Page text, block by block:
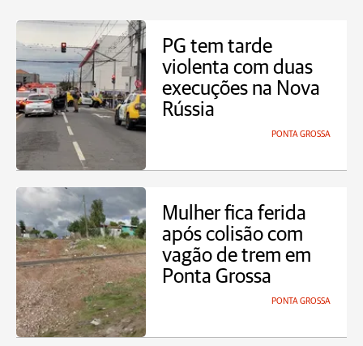
PG tem tarde
violenta com duas
execuções na Nova
Rússia
PONTA GROSSA
Mulher fica ferida
após colisão com
vagão de trem em
Ponta Grossa
PONTA GROSSA